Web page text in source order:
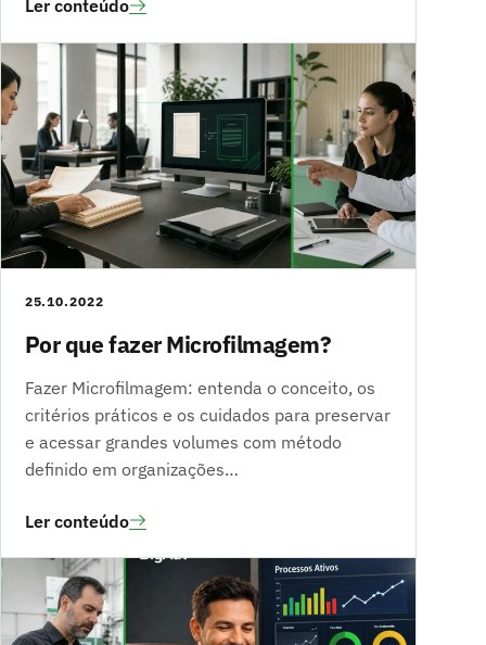
Ler conteúdo
25.10.2022
Por que fazer Microfilmagem?
Fazer Microfilmagem: entenda o conceito, os
critérios práticos e os cuidados para preservar
e acessar grandes volumes com método
definido em organizações…
Ler conteúdo